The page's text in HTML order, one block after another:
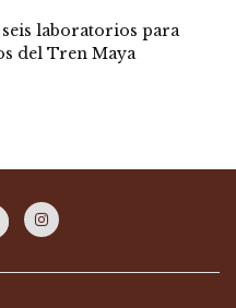
laboratorios para
del Tren Maya